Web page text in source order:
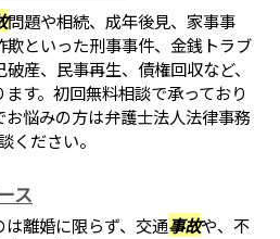
問題や相続、成年後見、家事事
といった刑事事件、金銭トラブ
産、民事再生、債権回収など、
す。初回無料相談で承っており
お悩みの方は弁護士法人法律事務
ください。
ス
離婚に限らず、交通事故や、不